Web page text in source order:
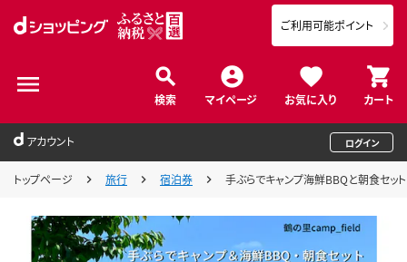
検索 マイページ お気に入り カート
ご利用可能ポイント
アカウント ログイン
トップページ 旅行 宿泊券 手ぶらでキャンプ海鮮BBQと朝食セット